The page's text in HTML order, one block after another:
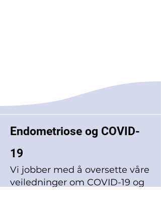
Endometriose og COVID-
19
Vi jobber med å oversette våre
veiledninger om COVID-19 og